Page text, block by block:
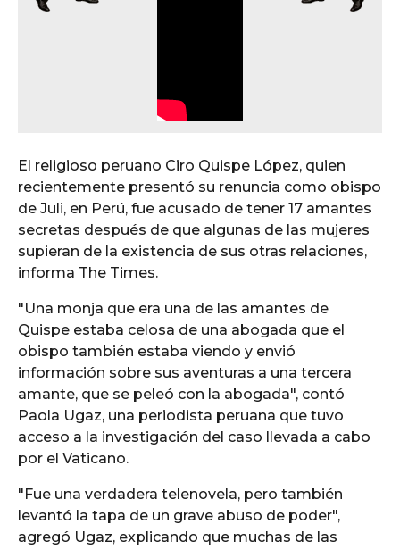
El religioso peruano Ciro Quispe López, quien
recientemente presentó su renuncia como obispo
de Juli, en Perú, fue acusado de tener 17 amantes
secretas después de que algunas de las mujeres
supieran de la existencia de sus otras relaciones,
informa The Times.
"Una monja que era una de las amantes de
Quispe estaba celosa de una abogada que el
obispo también estaba viendo y envió
información sobre sus aventuras a una tercera
amante, que se peleó con la abogada", contó
Paola Ugaz, una periodista peruana que tuvo
acceso a la investigación del caso llevada a cabo
por el Vaticano.
"Fue una verdadera telenovela, pero también
levantó la tapa de un grave abuso de poder",
agregó Ugaz, explicando que muchas de las